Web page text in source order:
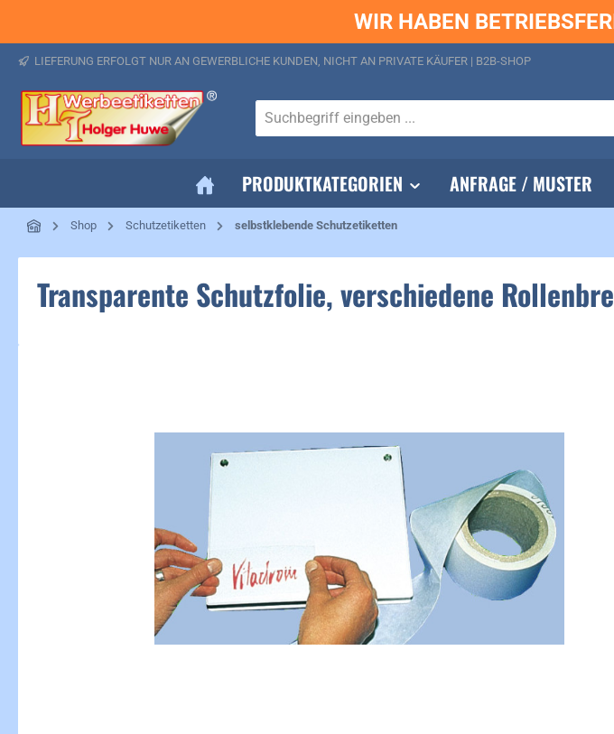
WIR HABEN
LIEFERUNG ERFOLGT NUR AN GEWERBLICHE KUNDEN, NICHT AN PRIVATE KÄUFER | B2B-SHOP
PRODUKTKATEGORIEN ANFRAGE / MUSTER
Shop Schutzetiketten selbstklebende Schutzetiketten
Transparente Schutzfolie, verschiedene